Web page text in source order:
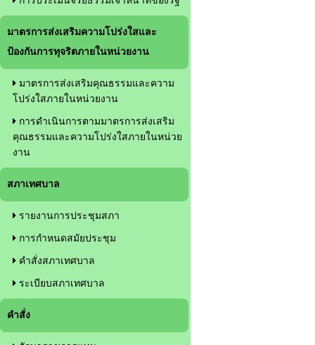
มาตรการส่งเสริมความโปร่งใสและ
ป้องกันการทุจริตภายในหน่วยงาน
มาตรการส่งเสริมคุณธรรมและความ
โปร่งใสภายในหน่วยงาน
การดำเนินการตามมาตรการส่งเสริม
คุณธรรมและความโปร่งใสภายในหน่วย
งาน
สภาเทศบาล
รายงานการประชุมสภา
การกำหนดสมัยประชุม
คำสั่งสภาเทศบาล
ระเบียบสภาเทศบาล
คำสั่ง